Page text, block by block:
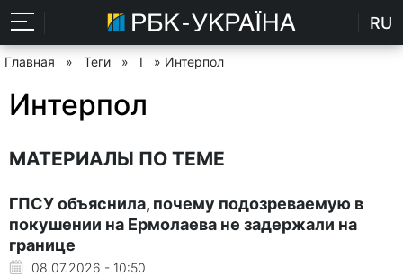
RU
Главная » Теги » І » Интерпол
Интерпол
МАТЕРИАЛЫ ПО ТЕМЕ
ГПСУ объяснила, почему подозреваемую в
покушении на Ермолаева не задержали на
границе
08.07.2026 - 10:50